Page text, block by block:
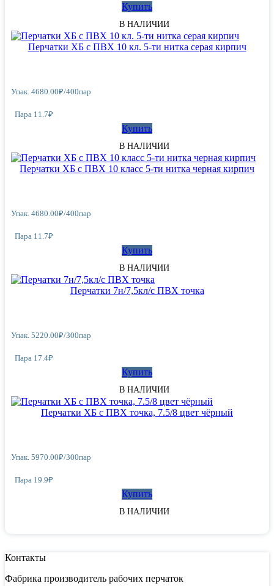
Купить
В НАЛИЧИИ
Перчатки ХБ с ПВХ 10 кл. 5-ти нитка серая кирпич
Упак. 4680.00₽/400пар
Пара 11.7₽
Купить
В НАЛИЧИИ
Перчатки ХБ с ПВХ 10 класс 5-ти нитка черная кирпич
Упак. 4680.00₽/400пар
Пара 11.7₽
Купить
В НАЛИЧИИ
Перчатки 7н/7,5кл/с ПВХ точка
Упак. 5220.00₽/300пар
Пара 17.4₽
Купить
В НАЛИЧИИ
Перчатки ХБ с ПВХ точка, 7.5/8 цвет чёрный
Упак. 5970.00₽/300пар
Пара 19.9₽
Купить
В НАЛИЧИИ
Контакты
Фабрика производитель рабочих перчаток